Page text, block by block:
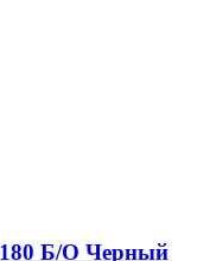
180 Б/О Черный